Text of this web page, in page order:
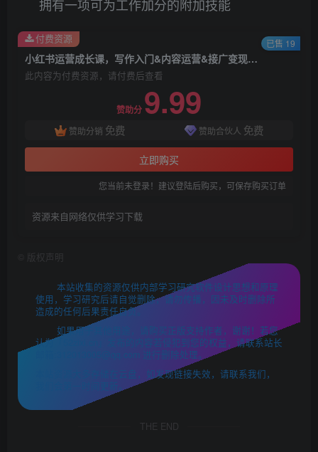
拥有一项可为工作加分的附加技能
小红书运营成长课，写作入门&内容运营&接广变现【文档课】
此内容为付费资源，请付费后查看
赞助分 9.99
赞助分销 免费 赞助合伙人 免费
立即购买
您当前未登录！建议登陆后购买，可保存购买订单
资源来自网络仅供学习下载
付费资源 已售 19
版权声明
本站收集的资源仅供内部学习研究软件设计思想和原理
使用，学习研究后请自觉删除，请勿传播，因未及时删除所
造成的任何后果责任自负。
如果用于其他用途，请购买正版支持作者，谢谢！若您
认为「52zixi.cn」发布的内容若侵犯到您的权益，请联系站长
邮箱:312013005@qq.com 进行删除处理。
本站资源大多存储在云盘，如发现链接失效，请联系我们，
我们会第一时间更新。
THE END